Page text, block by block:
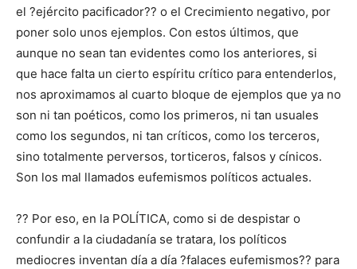
el ?ejército pacificador?? o el Crecimiento negativo, por
poner solo unos ejemplos. Con estos últimos, que
aunque no sean tan evidentes como los anteriores, si
que hace falta un cierto espíritu crítico para entenderlos,
nos aproximamos al cuarto bloque de ejemplos que ya no
son ni tan poéticos, como los primeros, ni tan usuales
como los segundos, ni tan críticos, como los terceros,
sino totalmente perversos, torticeros, falsos y cínicos.
Son los mal llamados eufemismos políticos actuales.
?? Por eso, en la POLÍTICA, como si de despistar o
confundir a la ciudadanía se tratara, los políticos
mediocres inventan día a día ?falaces eufemismos?? para